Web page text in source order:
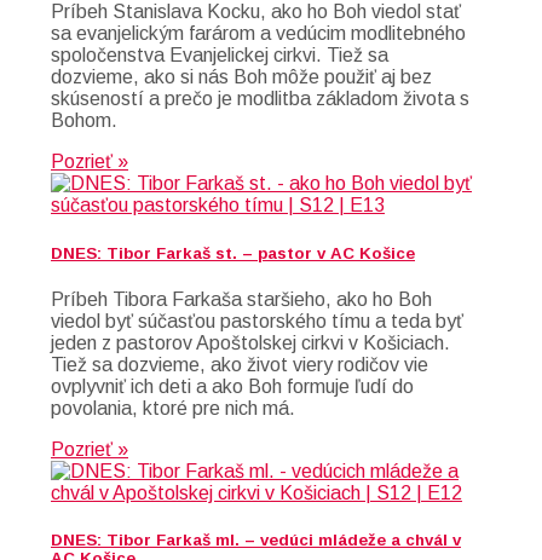
Príbeh Stanislava Kocku, ako ho Boh viedol stať
sa evanjelickým farárom a vedúcim modlitebného
spoločenstva Evanjelickej cirkvi. Tiež sa
dozvieme, ako si nás Boh môže použiť aj bez
skúseností a prečo je modlitba základom života s
Bohom.
Pozrieť »
DNES: Tibor Farkaš st. – pastor v AC Košice
Príbeh Tibora Farkaša staršieho, ako ho Boh
viedol byť súčasťou pastorského tímu a teda byť
jeden z pastorov Apoštolskej cirkvi v Košiciach.
Tiež sa dozvieme, ako život viery rodičov vie
ovplyvniť ich deti a ako Boh formuje ľudí do
povolania, ktoré pre nich má.
Pozrieť »
DNES: Tibor Farkaš ml. – vedúci mládeže a chvál v